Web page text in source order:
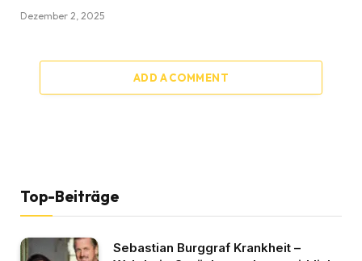
Dezember 2, 2025
ADD A COMMENT
Top-Beiträge
Sebastian Burggraf Krankheit –